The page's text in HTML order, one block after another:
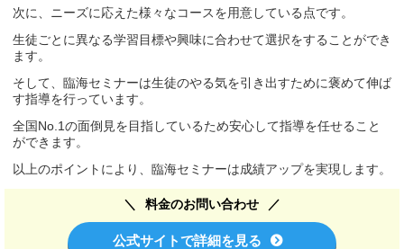
次に、ニーズに応えた様々なコースを用意している点です。
生徒ごとに異なる学習目標や興味に合わせて選択をすることができ
ます。
そして、臨海セミナーは生徒のやる気を引き出すために褒めて伸ば
す指導を行っています。
全国No.1の面倒見を目指しているため安心して指導を任せること
ができます。
以上のポイントにより、臨海セミナーは成績アップを実現します。
料金のお問い合わせ
公式サイトで詳細を見る